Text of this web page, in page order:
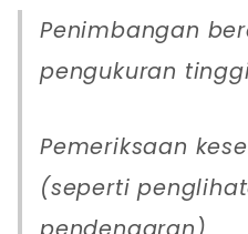
Penimbangan berat badan dan
pengukuran
Pemeriksaan kesehatan indera
(seperti